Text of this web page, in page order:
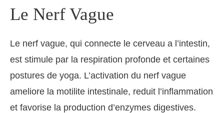
Le Nerf Vague
Le nerf vague, qui connecte le cerveau a l’intestin,
est stimule par la respiration profonde et certaines
postures de yoga. L’activation du nerf vague
ameliore la motilite intestinale, reduit l’inflammation
et favorise la production d’enzymes digestives.